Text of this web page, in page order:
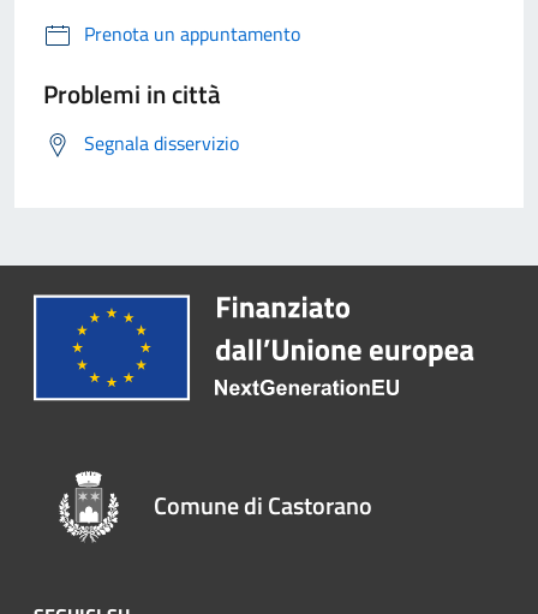
Prenota un appuntamento
Problemi in città
Segnala disservizio
Comune di Castorano